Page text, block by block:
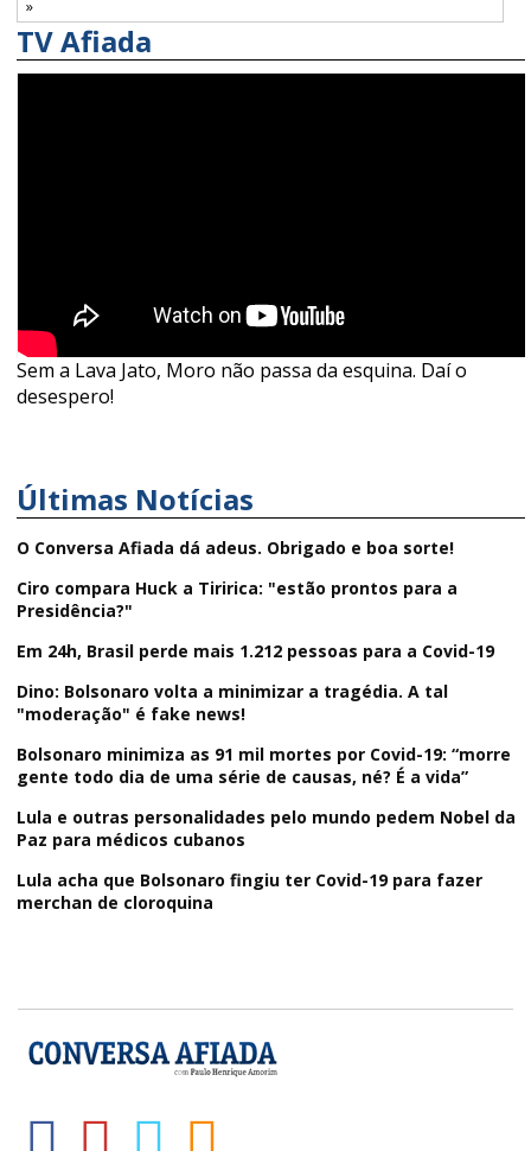
»
TV Afiada
Sem a Lava Jato, Moro não passa da esquina. Daí o
desespero!
Últimas Notícias
O Conversa Afiada dá adeus. Obrigado e boa sorte!
Ciro compara Huck a Tiririca: "estão prontos para a
Presidência?"
Em 24h, Brasil perde mais 1.212 pessoas para a Covid-19
Dino: Bolsonaro volta a minimizar a tragédia. A tal
"moderação" é fake news!
Bolsonaro minimiza as 91 mil mortes por Covid-19: “morre
gente todo dia de uma série de causas, né? É a vida”
Lula e outras personalidades pelo mundo pedem Nobel da
Paz para médicos cubanos
Lula acha que Bolsonaro fingiu ter Covid-19 para fazer
merchan de cloroquina